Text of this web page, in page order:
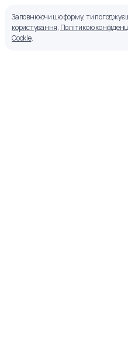
Заповнюючи цю форму, ти
користування, Політикою
Cookie.